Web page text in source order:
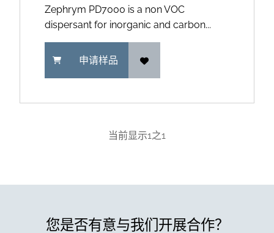
Zephrym PD7000 is a non VOC
dispersant for inorganic and carbon...
申请样品
当前显示1之1
您是否有意与我们开展合作？